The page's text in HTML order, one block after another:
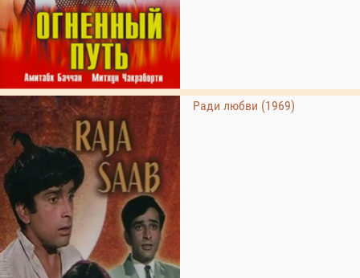
Ради любви (1969)